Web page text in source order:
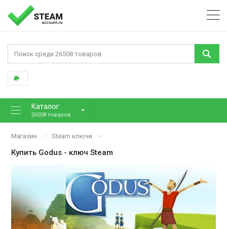
Каталог
26508 товаров
Магазин Steam ключи
Купить Godus - ключ Steam